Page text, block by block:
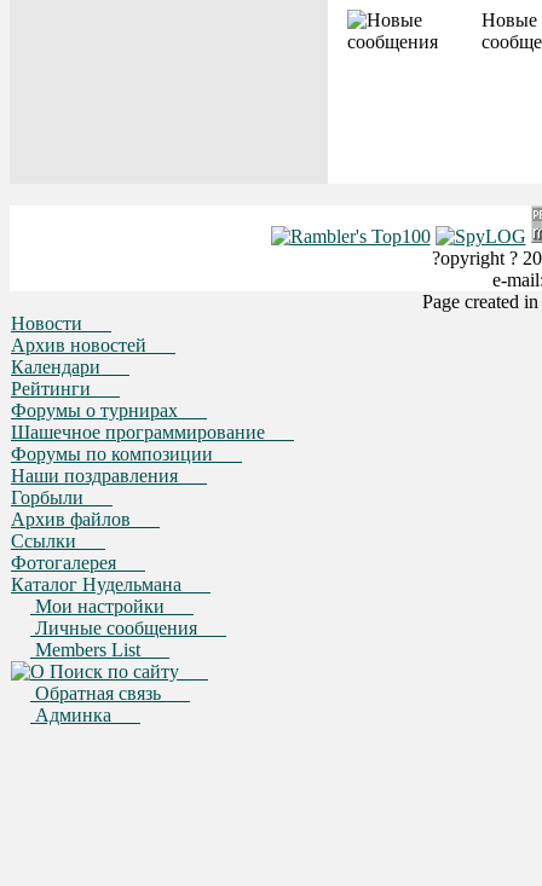
Новые
?opyright ?
e-
Page created
Новости
Архив новостей
Календари
Рейтинги
Форумы о турнирах
Шашечное программирование
Форумы по композиции
Наши поздравления
Горбыли
Архив файлов
Ссылки
Фотогалерея
Каталог Нудельмана
Мои настройки
Личные сообщения
Members List
Поиск по сайту
Обратная связь
Админка